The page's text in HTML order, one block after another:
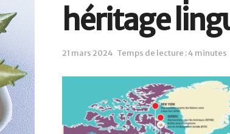
héritage
21 mars 2024 Temps de lecture : 4 minutes